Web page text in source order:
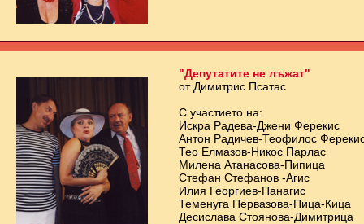
"Депутатите не лъжат"
от Димитрис Псатас
С участието на:
Искра Радева-Джени Ферекис
Антон Радичев-Теофилос
Тео Елмазов-Никос Парлас
Милена Атанасова-Пипица
Стефан Стефанов -Агис
Илия Георгиев-Панагис
Теменуга Первазова-Пица-Кица
Десислава Стоянова-Димитрица